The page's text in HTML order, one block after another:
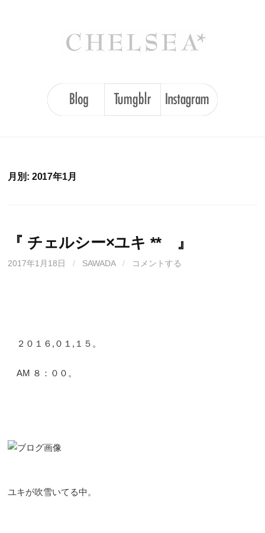
月別: 2017年1月
『 チェルシー×ユキ ** 』
2017年1月18日 / SAWADA / コメントする
２０１６,０１,１５。
AM ８：００。
ユキが吹雪いてる中。